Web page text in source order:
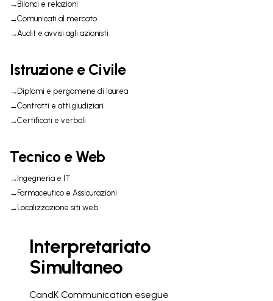
Bilanci e relazioni
Comunicati al mercato
Audit e avvisi agli azionisti
Istruzione e Civile
Diplomi e pergamene di laurea
Contratti e atti giudiziari
Certificati e verbali
Tecnico e Web
Ingegneria e IT
Farmaceutico e Assicurazioni
Localizzazione siti web
Interpretariato
Simultaneo
CandK Communication esegue